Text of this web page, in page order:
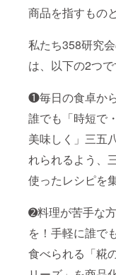
商品を指すもの
私たち358研究
は、以下の2つで
❶毎日の食卓か
誰でも「時短で
美味しく」三五
れられるよう、
使ったレシピを
➋料理が苦手な
を！手軽に誰で
食べられる「糀